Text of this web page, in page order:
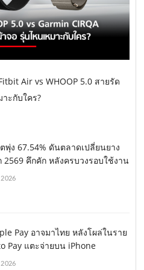
Air vs WHOOP 5.0 สายรัด
ะกับใคร?
ตพุ่ง 67.54% ดันตลาดเปลี่ยนยาง
2569 คึกคัก หลังครบวงรอบใช้งาน
Pay อาจมาไทย หลังโผล่ในราย
Pay แตะจ่ายบน iPhone